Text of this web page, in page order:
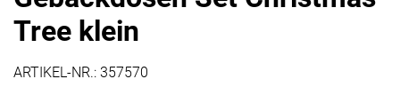
Tree klein
ARTIKEL-NR.: 357570